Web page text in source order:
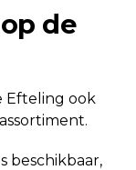
de
Efteling ook
beschikbaar,